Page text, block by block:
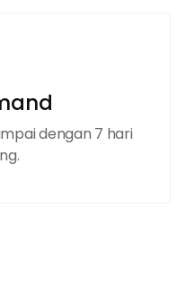
dengan 7 hari